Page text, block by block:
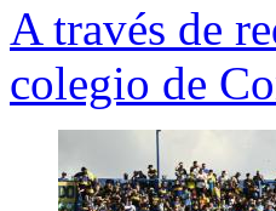
A través de
colegio de